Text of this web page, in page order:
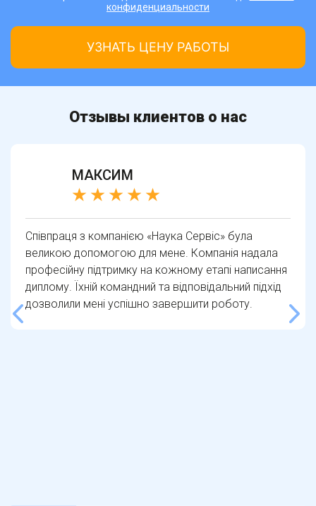
конфиденциальности
Отзывы клиентов о нас
МАКСИМ
Співпраця з компанією «Наука Сервіс» була
великою допомогою для мене. Компанія надала
професійну підтримку на кожному етапі написання
диплому. Їхній командний та відповідальний підхід
дозволили мені успішно завершити роботу.